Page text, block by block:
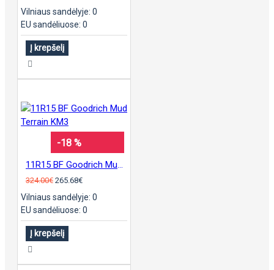
Vilniaus sandėlyje: 0
EU sandėliuose: 0
Į krepšelį
-18 %
324.00€ 265.68€
Vilniaus sandėlyje: 0
EU sandėliuose: 0
Į krepšelį